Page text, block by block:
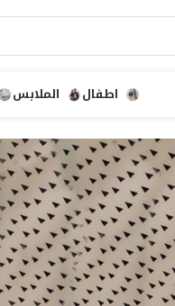
اطفال
الملابس